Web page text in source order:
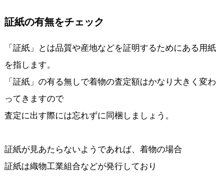
証紙の有無をチェック
「証紙」とは品質や産地などを証明するためにある用紙
を指します。
「証紙」の有る無しで着物の査定額はかなり大きく変わ
ってきますので
査定に出す際には忘れずに同梱しましょう。
証紙が見あたらないようであれば、着物の場合
証紙は織物工業組合などが発行しており